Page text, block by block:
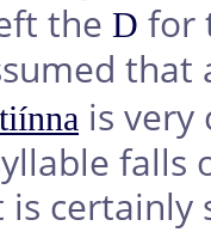
the D for
tiínna is very
is